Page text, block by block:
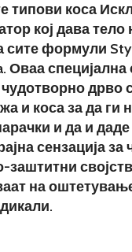
типови коса
кој дава
сите формули
Оваа специјална
чудотворно дрво
и коса за да ги
и да и
сензација за
на